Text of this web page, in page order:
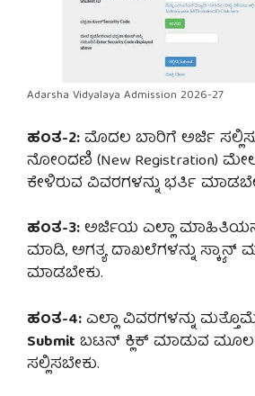
Adarsha Vidyalaya Admission 2026-27
ಹಂತ-2:ಮೊದಲ ಬಾರಿಗೆ ಅರ್ಜಿ
ನೋಂದಣಿ (New Registration)
ಕೇಳಿರುವ ವಿವರಗಳನ್ನು ಭರ್ತಿ
ಹಂತ-3:ಅರ್ಜಿಯ ಎಲ್ಲಾ
ಮಾಡಿ, ಅಗತ್ಯ ದಾಖಲೆಗಳನ್ನು
ಮಾಡಬೇಕು.
ಹಂತ-4:ಎಲ್ಲಾ ವಿವರಗಳನ್ನು
Submit ಬಟನ್ ಕ್ಲಿಕ್ ಮಾಡುವ
ಸಲ್ಲಿಸಬೇಕು.